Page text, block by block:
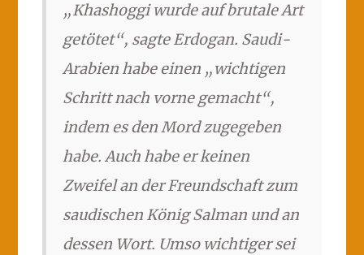
„Khashoggi wurde auf brutale Art
getötet“, sagte Erdogan. Saudi-
Arabien habe einen „wichtigen
Schritt nach vorne gemacht“,
indem es den Mord zugegeben
habe. Auch habe er keinen
Zweifel an der Freundschaft zum
saudischen König Salman und an
dessen Wort. Umso wichtiger sei